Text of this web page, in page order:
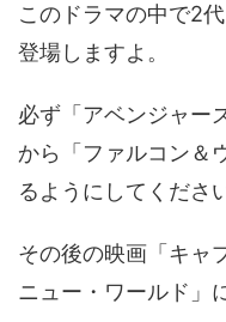
このドラマの中で2
登場しますよ。
必ず「アベンジャー
から「ファルコン＆
るようにしてくださ
その後の映画「キャ
ニュー・ワールド」